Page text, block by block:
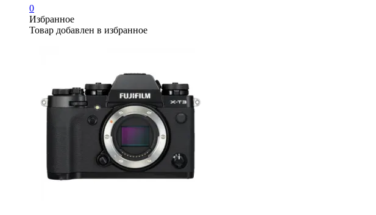
0
Избранное
Товар добавлен в избранное